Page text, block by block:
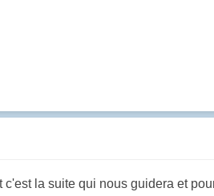
la suite qui nous guidera et